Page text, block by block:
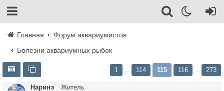
Главная
Форум аквариумистов
Болезни аквариумных рыбок
1 114 115 116 273
Наринэ Житель